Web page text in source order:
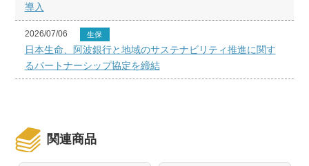
導入
2026/07/06 生保
日本生命、阿波銀行と地域のサステナビリティ推進に関す
るパートナーシップ協定を締結
関連商品